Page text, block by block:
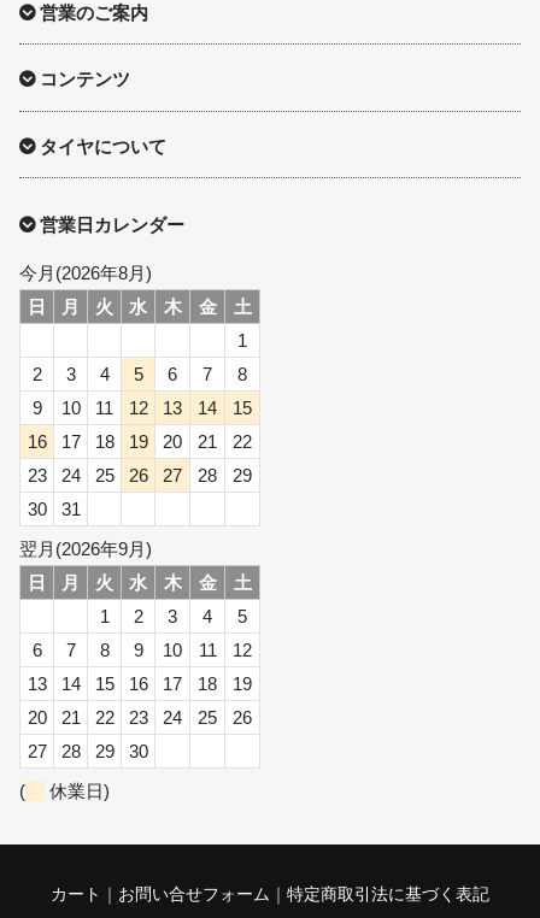
営業のご案内
コンテンツ
タイヤについて
営業日カレンダー
今月(2026年8月)
日
月 火 水 木 金
土
1
2
3 4 5 6 7
8
9
10 11 12 13 14
15
16
17 18 19 20 21
22
23
24 25 26 27 28
29
30
31
翌月(2026年9月)
日
月 火 水 木 金
土
1
2 3 4
5
6
7 8 9 10 11
12
13
14 15 16 17 18
19
20
21 22 23 24 25
26
27
28 29
30
(
休業日)
カート お問い合せフォーム 特定商取引法に基づく表記